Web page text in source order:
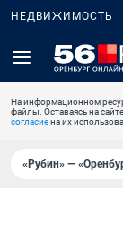
НЕДВИЖИМОСТЬ
На информационном
файлы. Оставаясь на
согласиена их
«Рубин» —